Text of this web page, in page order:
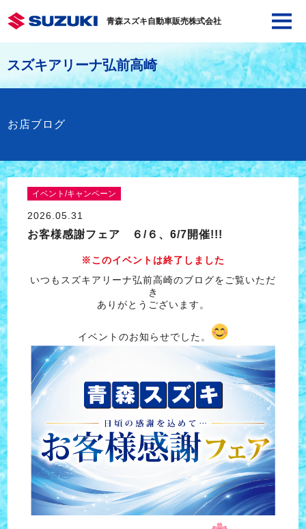
青森スズキ自動車販売株式会社
スズキアリーナ弘前高崎
お店ブログ
イベント/キャンペーン
2026.05.31
お客様感謝フェア ６/６、6/7開催!!!
※このイベントは終了しました
いつもスズキアリーナ弘前高崎のブログをご覧いただ
き
ありがとうございます。
イベントのお知らせでした。